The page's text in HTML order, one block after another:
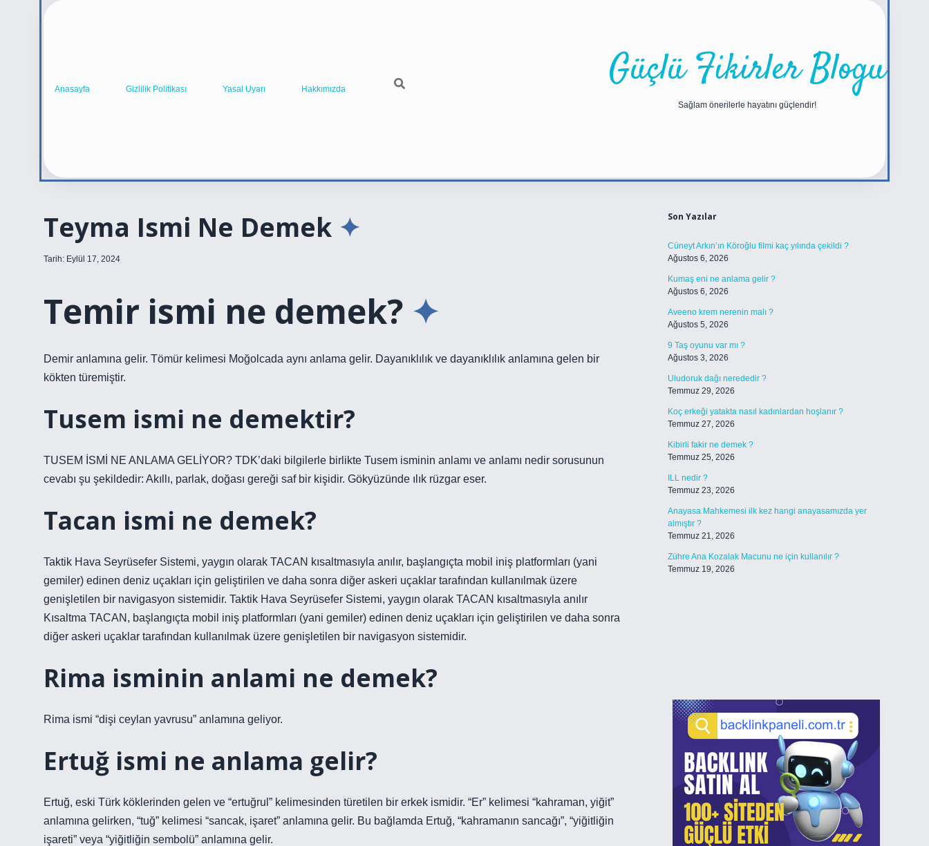
Anasayfa Gizlilik Politikası Yasal Uyarı Hakkımızda Güçlü Fikirler Blogu
Sağlam önerilerle hayatını güçlendir!
Teyma Ismi Ne Demek
Tarih: Eylül 17, 2024
Temir ismi ne demek?
Demir anlamına gelir. Tömür kelimesi Moğolcada aynı anlama gelir. Dayanıklılık ve dayanıklılık anlamına gelen bir
kökten türemiştir.
Tusem ismi ne demektir?
TUSEM İSMİ NE ANLAMA GELİYOR? TDK’daki bilgilerle birlikte Tusem isminin anlamı ve anlamı nedir sorusunun
cevabı şu şekildedir: Akıllı, parlak, doğası gereği saf bir kişidir. Gökyüzünde ılık rüzgar eser.
Tacan ismi ne demek?
Taktik Hava Seyrüsefer Sistemi, yaygın olarak TACAN kısaltmasıyla anılır, başlangıçta mobil iniş platformları (yani
gemiler) edinen deniz uçakları için geliştirilen ve daha sonra diğer askeri uçaklar tarafından kullanılmak üzere
genişletilen bir navigasyon sistemidir. Taktik Hava Seyrüsefer Sistemi, yaygın olarak TACAN kısaltmasıyla anılır
Kısaltma TACAN, başlangıçta mobil iniş platformları (yani gemiler) edinen deniz uçakları için geliştirilen ve daha sonra
diğer askeri uçaklar tarafından kullanılmak üzere genişletilen bir navigasyon sistemidir.
Rima isminin anlami ne demek?
Rima ismi “dişi ceylan yavrusu” anlamına geliyor.
Ertuğ ismi ne anlama gelir?
Ertuğ, eski Türk köklerinden gelen ve “ertuğrul” kelimesinden türetilen bir erkek ismidir. “Er” kelimesi “kahraman, yiğit”
anlamına gelirken, “tuğ” kelimesi “sancak, işaret” anlamına gelir. Bu bağlamda Ertuğ, “kahramanın sancağı”, “yiğitliğin
işareti” veya “yiğitliğin sembolü” anlamına gelir.
Son Yazılar
Cüneyt Arkın’ın Köroğlu filmi kaç yılında çekildi ?
Ağustos 6, 2026
Kumaş eni ne anlama gelir ?
Ağustos 6, 2026
Aveeno krem nerenin malı ?
Ağustos 5, 2026
9 Taş oyunu var mı ?
Ağustos 3, 2026
Uludoruk dağı nerededir ?
Temmuz 29, 2026
Koç erkeği yatakta nasıl kadınlardan hoşlanır ?
Temmuz 27, 2026
Kibirli fakir ne demek ?
Temmuz 25, 2026
ILL nedir ?
Temmuz 23, 2026
Anayasa Mahkemesi ilk kez hangi anayasamızda yer
almıştır ?
Temmuz 21, 2026
Zühre Ana Kozalak Macunu ne için kullanılır ?
Temmuz 19, 2026